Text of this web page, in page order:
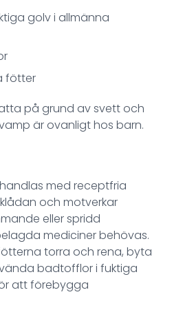
golv i allmänna
fötter
på grund av svett och
är ovanligt hos barn.
med receptfria
och motverkar
eller spridd
mediciner behövas.
torra och rena, byta
badtofflor i fuktiga
att förebygga